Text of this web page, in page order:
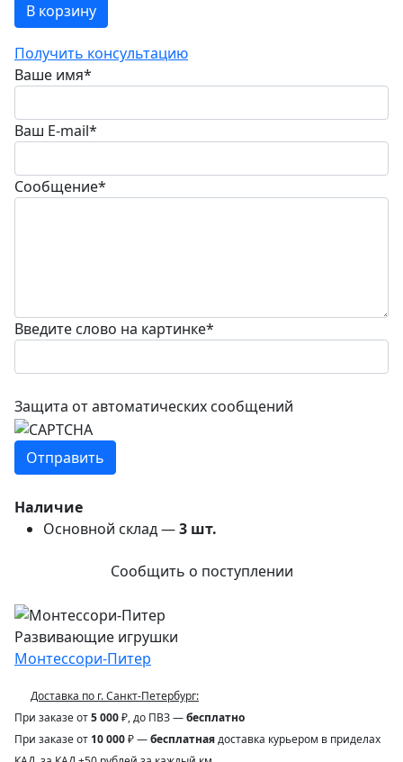
В корзину
Получить консультацию
Ваше имя*
Ваш E-mail*
Сообщение*
Введите слово на картинке*
Защита от автоматических сообщений
Наличие
Основной склад —3 шт.
Сообщить о поступлении
Развивающие игрушки
Монтессори-Питер
Доставка по г. Санкт-Петербург:
При заказе от5 000₽, до ПВЗ —бесплатно
При заказе от 10 000₽ —бесплатнаядоставка курьером в приделах